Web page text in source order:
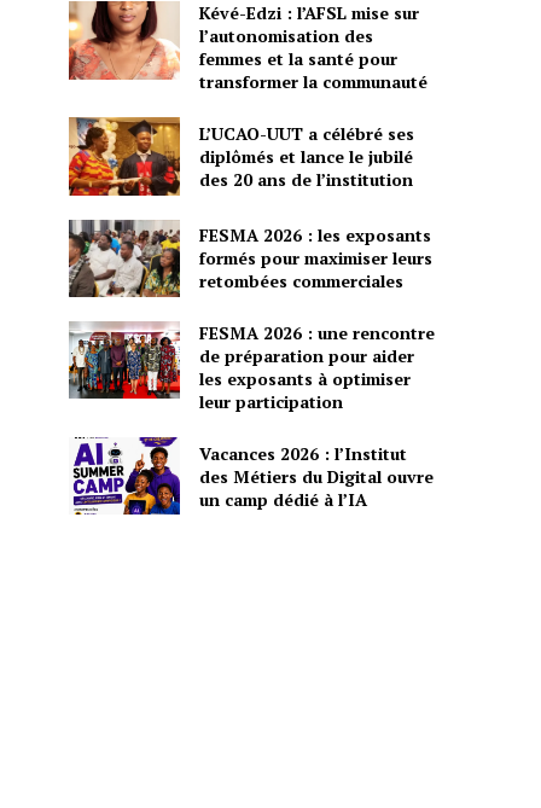
Kévé-Edzi : l’AFSL mise sur
l’autonomisation des
femmes et la santé pour
transformer la communauté
L’UCAO-UUT a célébré ses
diplômés et lance le jubilé
des 20 ans de l’institution
FESMA 2026 : les exposants
formés pour maximiser leurs
retombées commerciales
FESMA 2026 : une rencontre
de préparation pour aider
les exposants à optimiser
leur participation
Vacances 2026 : l’Institut
des Métiers du Digital ouvre
un camp dédié à l’IA